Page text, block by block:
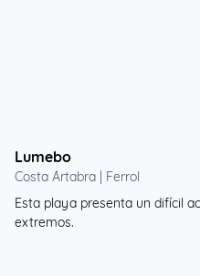
Lumebo
Costa Ártabra | Ferrol
Esta playa presenta un difícil
extremos.